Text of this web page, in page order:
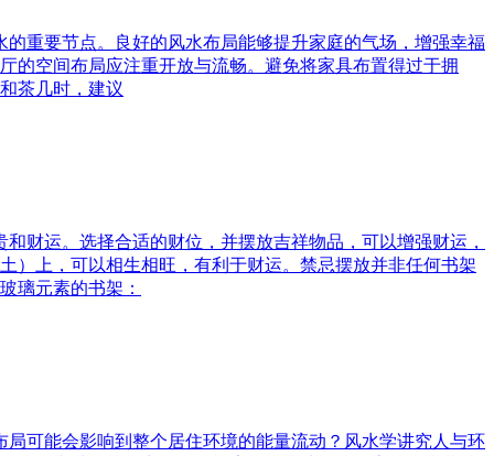
重要节点。良好的风水布局能够提升家庭的气场，增强幸福
的空间布局应注重开放与流畅。避免将家具布置得过于拥
茶几时，建议
财运。选择合适的财位，并摆放吉祥物品，可以增强财运，
）上，可以相生相旺，有利于财运。禁忌摆放并非任何书架
璃元素的书架：
可能会影响到整个居住环境的能量流动？风水学讲究人与环